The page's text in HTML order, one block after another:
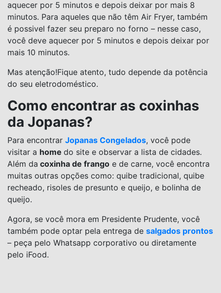
aquecer por 5 minutos e depois deixar por mais 8
minutos. Para aqueles que não têm Air Fryer, também
é possivel fazer seu preparo no forno – nesse caso,
você deve aquecer por 5 minutos e depois deixar por
mais 10 minutos.
Mas atenção!Fique atento, tudo depende da potência
do seu eletrodoméstico.
Como encontrar as coxinhas
da Jopanas?
Para encontrar Jopanas Congelados, você pode
visitar a home do site e observar a lista de cidades.
Além da coxinha de frango e de carne, você encontra
muitas outras opções como: quibe tradicional, quibe
recheado, risoles de presunto e queijo, e bolinha de
queijo.
Agora, se você mora em Presidente Prudente, você
também pode optar pela entrega de salgados prontos
– peça pelo Whatsapp corporativo ou diretamente
pelo iFood.